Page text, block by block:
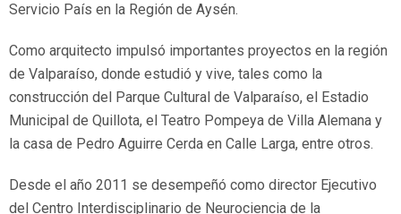
Servicio País en la Región de Aysén.
Como arquitecto impulsó importantes proyectos en la región
de Valparaíso, donde estudió y vive, tales como la
construcción del Parque Cultural de Valparaíso, el Estadio
Municipal de Quillota, el Teatro Pompeya de Villa Alemana y
la casa de Pedro Aguirre Cerda en Calle Larga, entre otros.
Desde el año 2011 se desempeñó como director Ejecutivo
del Centro Interdisciplinario de Neurociencia de la